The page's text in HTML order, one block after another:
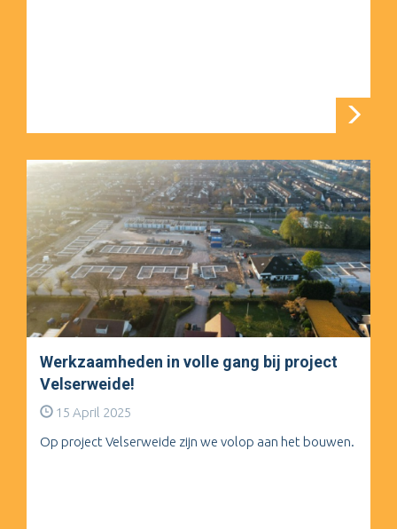
Werkzaamheden in volle gang bij project
Velserweide!
15 April 2025
Op project Velserweide zijn we volop aan het bouwen.